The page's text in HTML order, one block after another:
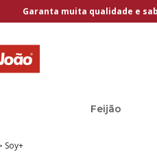
Garanta muita qualidade e
Feijão
Soy+